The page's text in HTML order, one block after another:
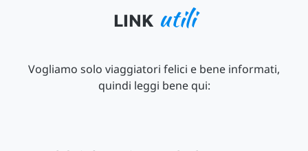
LINK utili
Vogliamo solo viaggiatori felici e bene informati,
quindi leggi bene qui: